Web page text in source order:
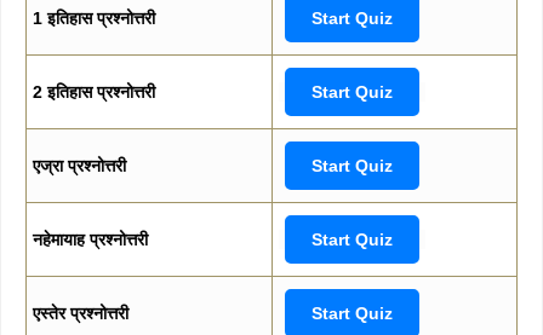
1 इतिहास प्रश्नोत्तरी Start Quiz
2 इतिहास प्रश्नोत्तरी Start Quiz
एज्रा प्रश्नोत्तरी Start Quiz
नहेमायाह प्रश्नोत्तरी Start Quiz
एस्तेर प्रश्नोत्तरी Start Quiz